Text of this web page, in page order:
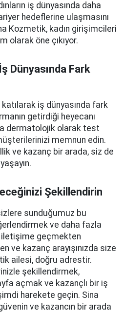
iş dünyasında daha
hedeflerine ulaşmasını
Kozmetik, kadın girişimcileri
olarak öne çıkıyor.
Dünyasında Fark
iş dünyasında fark
getirdiği heyecanı
dermatolojik olarak test
memnun edin.
ve kazanç bir arada, siz de
Şekillendirin
sunduğumuz bu
ve daha fazla
geçmekten
ve kazanç arayışınızda size
ailesi, doğru adrestir.
şekillendirmek,
açmak ve kazançlı bir iş
harekete geçin. Sina
ve kazancın bir arada